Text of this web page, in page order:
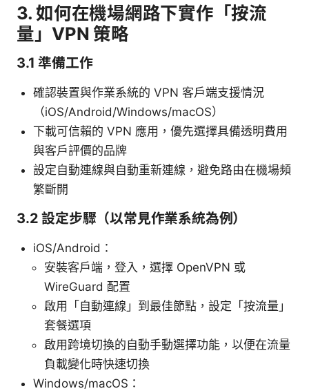
3. 如何在機場網路下實作「按流
量」VPN 策略
3.1 準備工作
確認裝置與作業系統的 VPN 客戶端支援情況
（iOS/Android/Windows/macOS）
下載可信賴的 VPN 應用，優先選擇具備透明費用
與客戶評價的品牌
設定自動連線與自動重新連線，避免路由在機場頻
繁斷開
3.2 設定步驟（以常見作業系統為例）
iOS/Android：
安裝客戶端，登入，選擇 OpenVPN 或
WireGuard 配置
啟用「自動連線」到最佳節點，設定「按流量」
套餐選項
啟用跨境切換的自動手動選擇功能，以便在流量
負載變化時快速切換
Windows/macOS：